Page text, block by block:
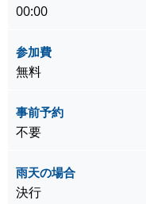
00:00
参加費
無料
事前予約
不要
雨天の場合
決行